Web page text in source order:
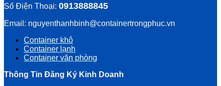
Số Điện Thoại: 0913888845
Email: nguyenthanhbinh@containertrongphuc.vn
Container khô
Container lạnh
Container văn phòng
Thông Tin Đăng Ký Kinh Doanh